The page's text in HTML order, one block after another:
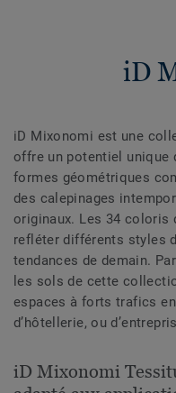
iD
iD Mixonomi est une
offre un potentiel unique
formes géométriques
des calepinages
originaux. Les 34 coloris
refléter différents styles
tendances de demain.
les sols de cette
espaces à forts trafics
d’hôtellerie, ou
iD Mixonomi